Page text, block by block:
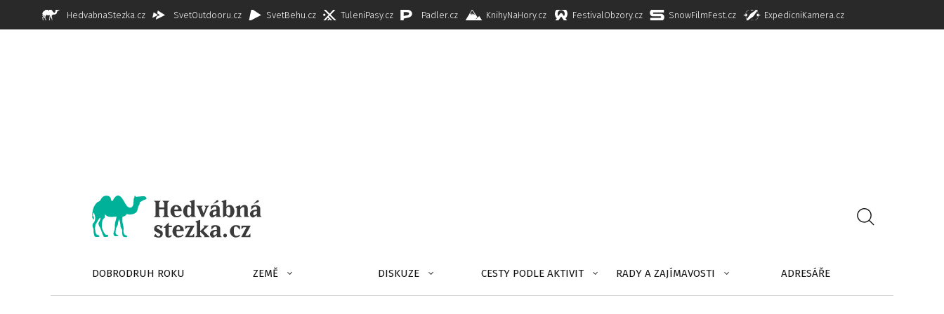
HedvabnaStezka.cz SvetOutdooru.cz SvetBehu.cz TuleniPasy.cz Padler.cz KnihyNaHory.cz FestivalObzory.cz SnowFilmFest.cz ExpedicniKamera.cz
DOBRODRUH ROKU ZEMĚ DISKUZE CESTY PODLE AKTIVIT RADY A ZAJÍMAVOSTI ADRESÁŘE